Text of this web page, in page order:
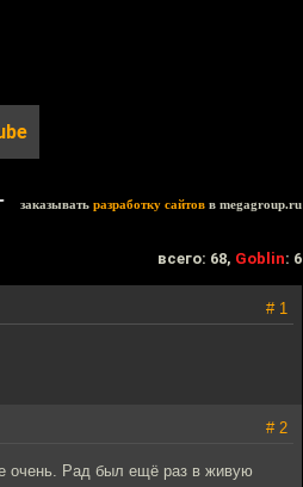
заказывать разработку сайтов в megagroup.ru
всего: 68, Goblin: 6
# 1
# 2
очень. Рад был ещё раз в живую